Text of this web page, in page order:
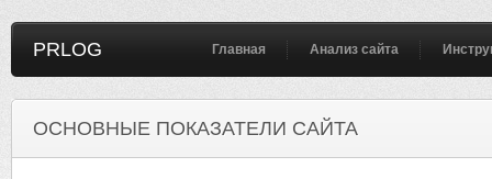
PRLOG Главная Анализ сайта
ОСНОВНЫЕ ПОКАЗАТЕЛИ САЙТА